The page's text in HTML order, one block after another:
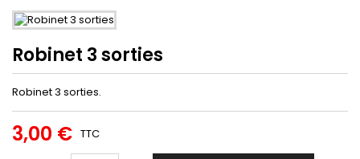
Robinet 3 sorties
Robinet 3 sorties.
3,00 € TTC